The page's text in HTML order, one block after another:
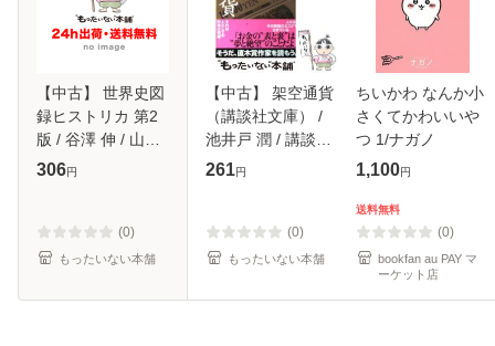
【中古】 世界史図
録ヒストリカ 第2
版 / 谷澤 伸 / 山川
出版社 [大型本]
306円
(0)
もったいない本舗
【中古】 架空通貨
（講談社文庫） /
池井戸 潤 / 講談社
[文庫]【メール便送
261円
(0)
もったいない本舗
ちいかわ なんか小
さくてかわいいや
つ 1/ナガノ
1,100円
送料無料
(0)
bookfan au PAY マ
ーケット店